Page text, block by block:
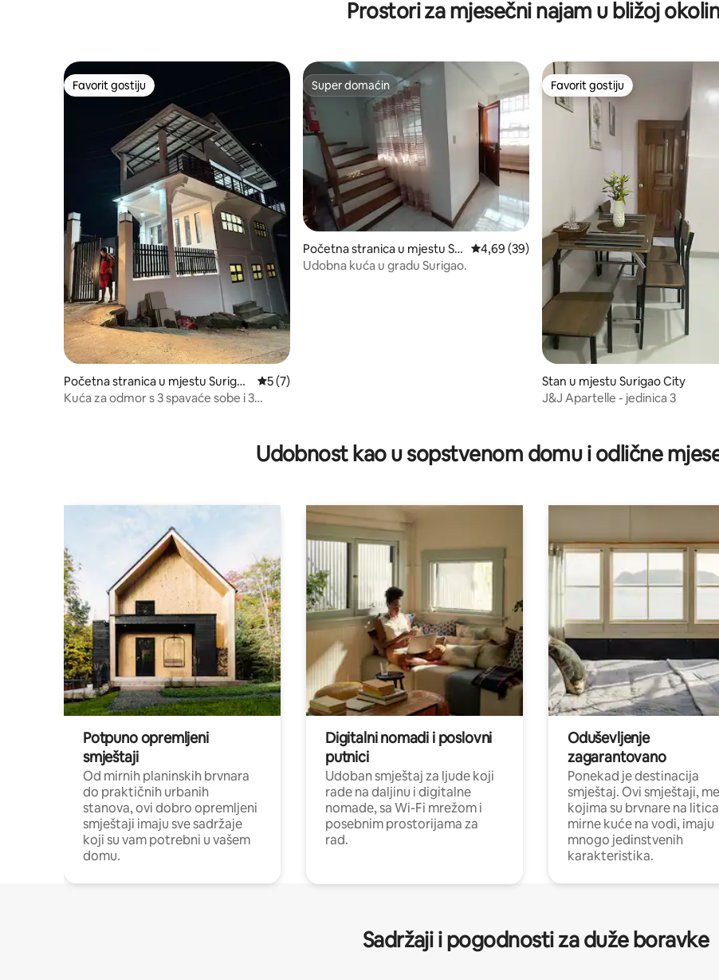
Prostori za mjesečni najam u bližoj
Favorit gostiju
Favorit gostiju
Početna stranica u mjestu Surigao
City
prosječna ocjena 5 od 5, recenzija: 7
5 (7)
Kuća za odmor s 3 spavaće sobe i 3
Super domaćin
Super domaćin
Početna stranica u mjestu Su
rigao City
prosječna ocjena 4,69 od 5, recenzija: 39
4,69 (39)
Udobna kuća u gradu Surigao.
Favorit gostiju
Favorit gostiju
Stan u mjestu Surigao City
J&J Apartelle - jedinica 3
Udobnost kao u sopstvenom domu i odlične
Potpuno opremljeni
smještaji
Od mirnih planinskih brvnara
do praktičnih urbanih
stanova, ovi dobro opremljeni
smještaji imaju sve sadržaje
koji su vam potrebni u vašem
domu.
Digitalni nomadi i poslovni
putnici
Udoban smještaj za ljude koji
rade na daljinu i digitalne
nomade, sa Wi-Fi mrežom i
posebnim prostorijama za
rad.
Oduševljenje
zagarantovano
Ponekad je destinacija
smještaj. Ovi smještaji,
kojima su brvnare na
mirne kuće na vodi, imaju
mnogo jedinstvenih
karakteristika.
Sadržaji i pogodnosti za duže boravke